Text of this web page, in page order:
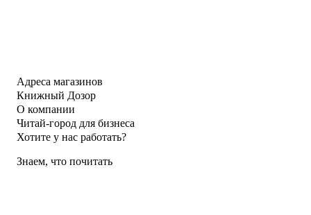
Адреса магазинов
Книжный Дозор
О компании
Читай-город для бизнеса
Хотите у нас работать?
Знаем, что почитать